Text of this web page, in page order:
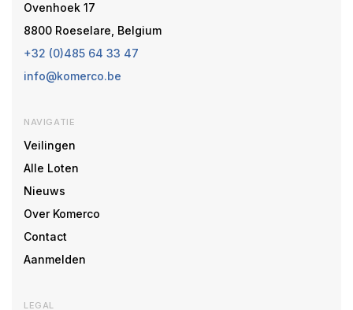
Ovenhoek 17
8800 Roeselare, Belgium
+32 (0)485 64 33 47
info@komerco.be
NAVIGATIE
Veilingen
Alle Loten
Nieuws
Over Komerco
Contact
Aanmelden
LEGAL